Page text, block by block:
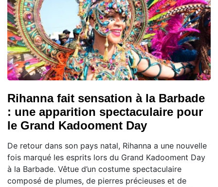
Rihanna fait sensation à la Barbade
: une apparition spectaculaire pour
le Grand Kadooment Day
De retour dans son pays natal, Rihanna a une nouvelle
fois marqué les esprits lors du Grand Kadooment Day
à la Barbade. Vêtue d’un costume spectaculaire
composé de plumes, de pierres précieuses et de